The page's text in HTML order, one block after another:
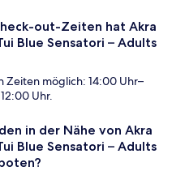
out-Zeiten hat Akra
Blue Sensatori – Adults
Zeiten möglich: 14:00 Uhr–
Uhr.
in der Nähe von Akra
Blue Sensatori – Adults